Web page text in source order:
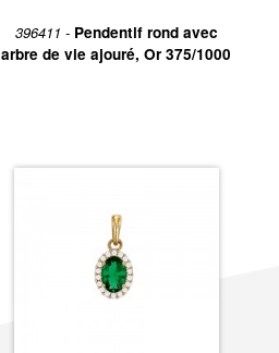
396411 - Pendentif rond avec
arbre de vie ajouré, Or 375/1000